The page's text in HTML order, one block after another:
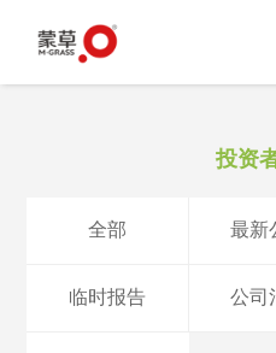
投资
全部 最新
临时报告 公司